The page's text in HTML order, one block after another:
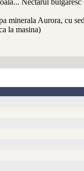
Nectarul
minerala Aurora, cu
la masina)